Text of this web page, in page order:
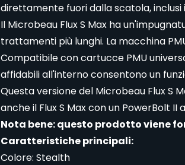
direttamente fuori dalla scatola,
Il Microbeau Flux S Max ha
trattamenti più lunghi. La macchina
Compatibile con cartucce PMU
affidabili all'interno consentono un
Questa versione del Microbeau Flux S
anche il Flux S Max con un PowerBolt II
Nota bene: questo prodotto viene
Caratteristiche principali:
Colore: Stealth